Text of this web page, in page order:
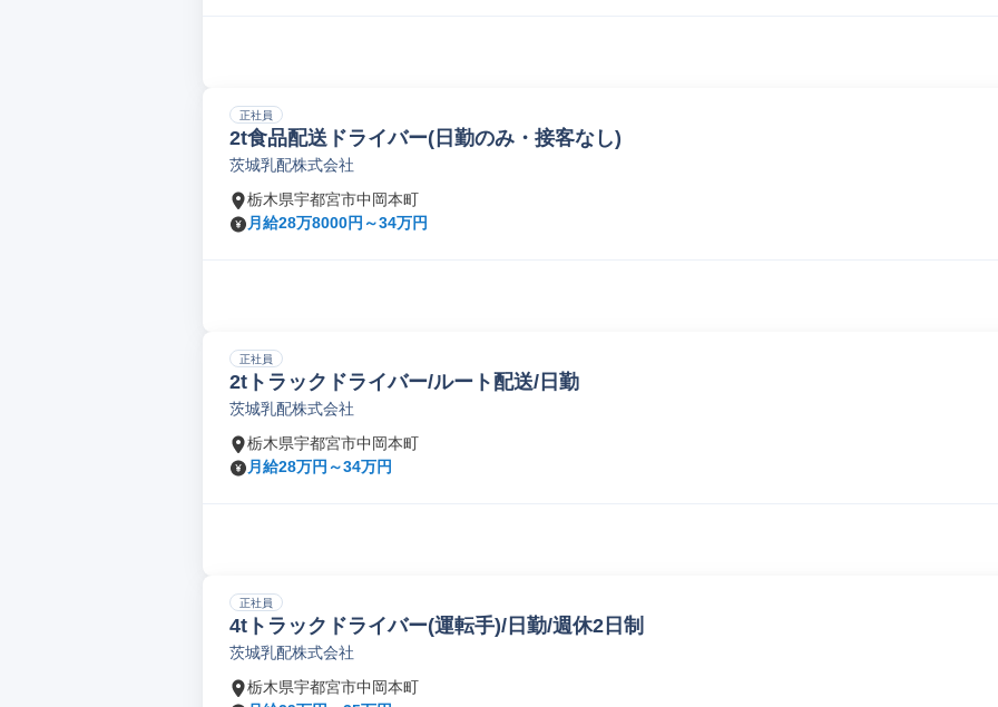
正社員
2t食品配送ドライバー(日勤のみ・接客なし)
茨城乳配株式会社
栃木県宇都宮市中岡本町
月給28万8000円～34万円
正社員
2tトラックドライバー/ルート配送/日勤
茨城乳配株式会社
栃木県宇都宮市中岡本町
月給28万円～34万円
正社員
4tトラックドライバー(運転手)/日勤/週休2日制
茨城乳配株式会社
栃木県宇都宮市中岡本町